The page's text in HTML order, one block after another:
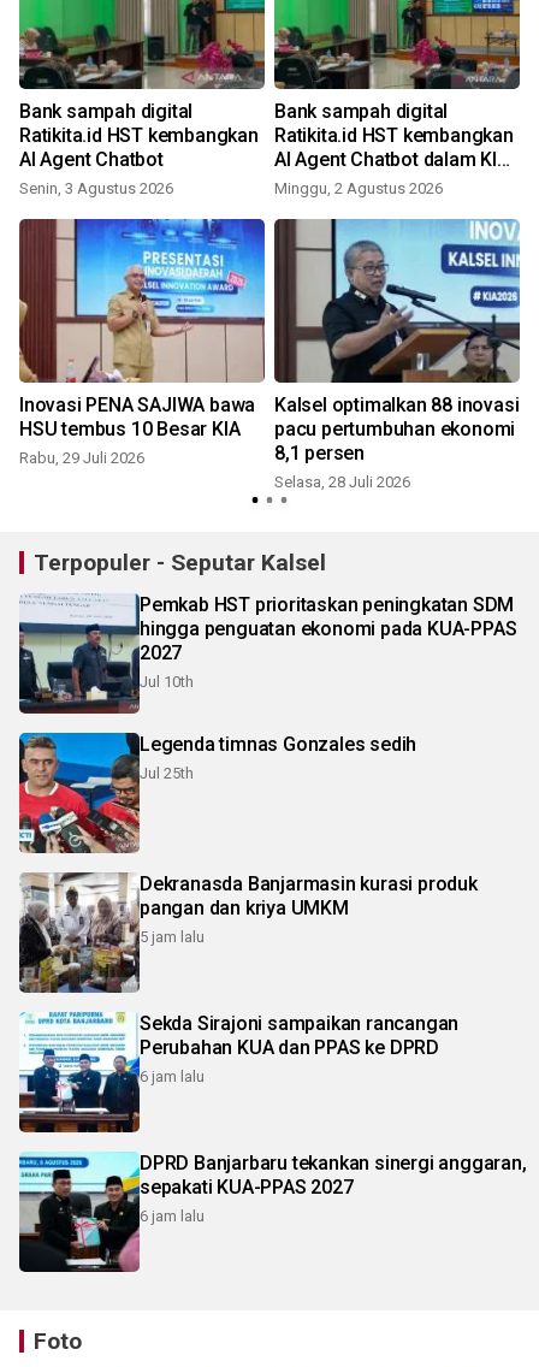
Bank sampah digital
Ratikita.id HST kembangkan
AI Agent Chatbot
Senin, 3 Agustus 2026
Bank sampah digital
Ratikita.id HST kembangkan
AI Agent Chatbot dalam KIA
2026
Minggu, 2 Agustus 2026
Inovasi PENA SAJIWA bawa
HSU tembus 10 Besar KIA
Rabu, 29 Juli 2026
Kalsel optimalkan 88 inovasi
pacu pertumbuhan ekonomi
8,1 persen
Selasa, 28 Juli 2026
Terpopuler - Seputar Kalsel
Pemkab HST prioritaskan peningkatan SDM
hingga penguatan ekonomi pada KUA-PPAS
2027
Jul 10th
Legenda timnas Gonzales sedih
Jul 25th
Dekranasda Banjarmasin kurasi produk
pangan dan kriya UMKM
5 jam lalu
Sekda Sirajoni sampaikan rancangan
Perubahan KUA dan PPAS ke DPRD
6 jam lalu
DPRD Banjarbaru tekankan sinergi anggaran,
sepakati KUA-PPAS 2027
6 jam lalu
Foto